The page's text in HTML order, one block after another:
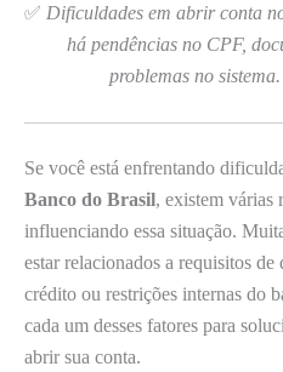
✅ Dificuldades em abrir conta
há pendências no CPF,
problemas no
Se você está enfrentando
Banco do Brasil, existem várias
influenciando essa situação.
estar relacionados a requisitos de
crédito ou restrições internas do
cada um desses fatores para
abrir sua conta.